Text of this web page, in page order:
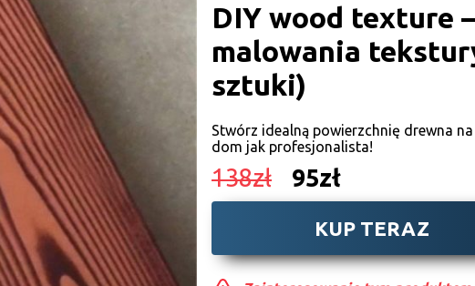
DIY wood texture
malowania
sztuki)
Stwórz idealną powierzchnię drewna
dom jak profesjonalista!
138zł 95zł
KUP TERAZ